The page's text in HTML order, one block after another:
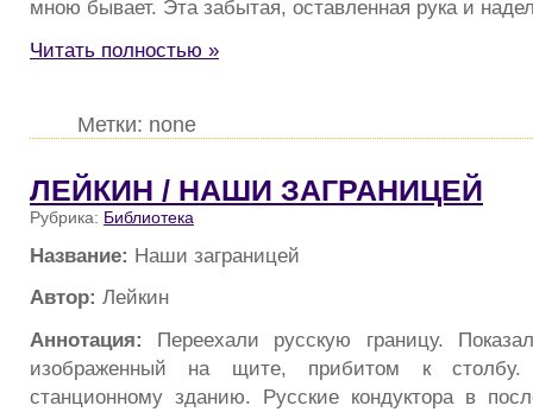
мною бывает. Эта забытая, оставленная рука и
Читать полностью »
Метки: none
ЛЕЙКИН / НАШИ ЗАГРАНИЦЕЙ
Рубрика: Библиотека
Название: Наши заграницей
Автор: Лейкин
Аннотация: Переехали русскую границу.
изображенный на щите, прибитом к
станционному зданию. Русские кондуктора в